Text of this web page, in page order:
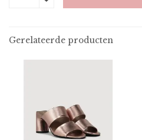
Gerelateerde producten